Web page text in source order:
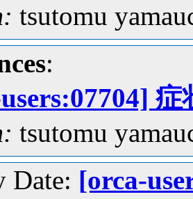
tsutomu
:
tsutomu
Date: [orca-